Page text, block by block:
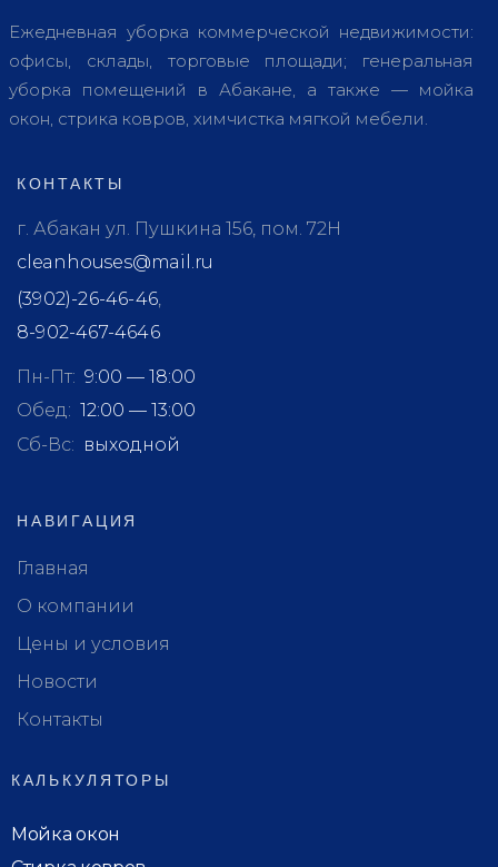
Ежедневная уборка коммерческой недвижимости:
офисы, склады, торговые площади; генеральная
уборка помещений в Абакане, а также — мойка
окон, стрика ковров, химчистка мягкой мебели.
КОНТАКТЫ
г. Абакан ул. Пушкина 156, пом. 72Н
cleanhouses@mail.ru
(3902)-26-46-46,
8-902-467-4646
Пн-Пт: 9:00 — 18:00
Обед: 12:00 — 13:00
Сб-Вс: выходной
НАВИГАЦИЯ
Главная
О компании
Цены и условия
Новости
Контакты
КАЛЬКУЛЯТОРЫ
Мойка окон